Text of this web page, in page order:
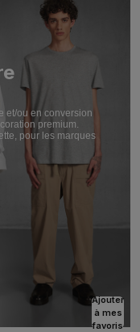
et/ou en conversion
premium.
pour les marques
Ajouter
à mes
favoris